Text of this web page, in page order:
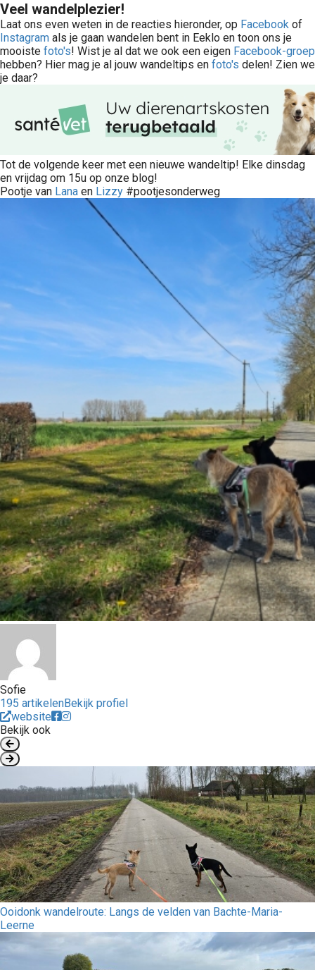
Veel wandelplezier!
Laat ons even weten in de reacties hieronder, op Facebook of
Instagram als je gaan wandelen bent in Eeklo en toon ons je
mooiste foto's! Wist je al dat we ook een eigen Facebook-groep
hebben? Hier mag je al jouw wandeltips en foto's delen! Zien we
je daar?
Tot de volgende keer met een nieuwe wandeltip! Elke dinsdag
en vrijdag om 15u op onze blog!
Pootje van Lana en Lizzy #pootjesonderweg
Sofie
195 artikelenBekijk profiel
website
Bekijk ook
Ooidonk wandelroute: Langs de velden van Bachte-Maria-
Leerne